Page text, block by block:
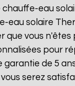
eau
eau solaire
que vous
pour
garantie de 5
serez